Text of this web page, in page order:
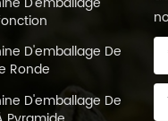
L'emballage
canettes ou des boîtes,
conserver la
pour le brassage.
tasse et ajoutez une
D'emballage De
Ronde
D'emballage De